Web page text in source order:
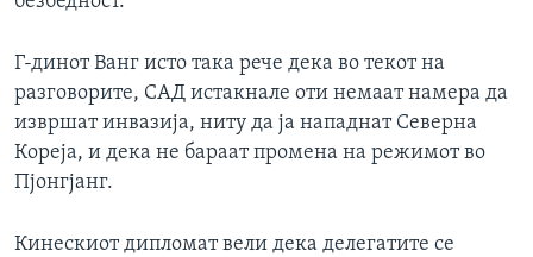
Г-динот Ванг исто така рече дека во текот на
разговорите, САД истакнале оти немаат намера да
извршат инвазија, ниту да ја нападнат Северна
Кореја, и дека не бараат промена на режимот во
Пјонгјанг.
Кинескиот дипломат вели дека делегатите се